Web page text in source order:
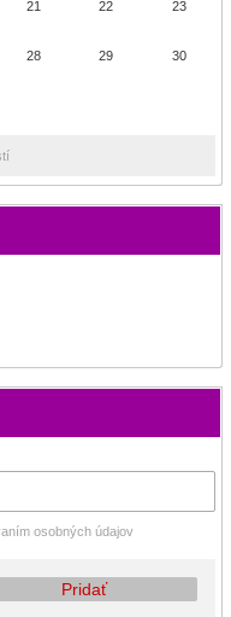
21 22 23
28 29 30
osobných údajov
Pridať